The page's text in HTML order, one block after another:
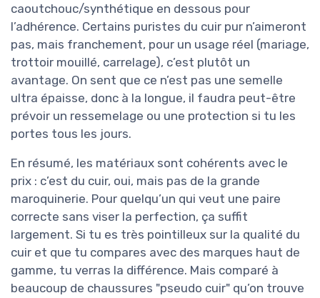
caoutchouc/synthétique en dessous pour
l’adhérence. Certains puristes du cuir pur n’aimeront
pas, mais franchement, pour un usage réel (mariage,
trottoir mouillé, carrelage), c’est plutôt un
avantage. On sent que ce n’est pas une semelle
ultra épaisse, donc à la longue, il faudra peut-être
prévoir un ressemelage ou une protection si tu les
portes tous les jours.
En résumé, les matériaux sont cohérents avec le
prix : c’est du cuir, oui, mais pas de la grande
maroquinerie. Pour quelqu’un qui veut une paire
correcte sans viser la perfection, ça suffit
largement. Si tu es très pointilleux sur la qualité du
cuir et que tu compares avec des marques haut de
gamme, tu verras la différence. Mais comparé à
beaucoup de chaussures "pseudo cuir" qu’on trouve